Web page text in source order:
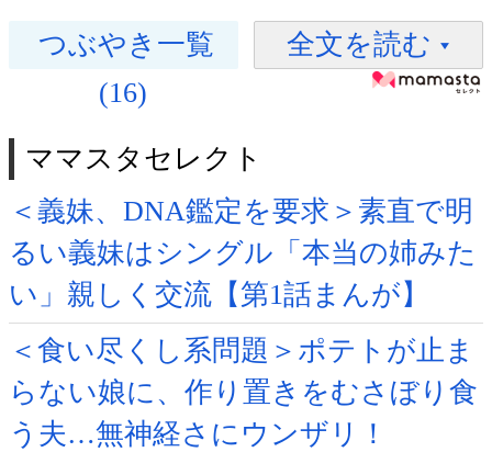
つぶやき一覧
(16)
全文を読む
ママスタセレクト
＜義妹、DNA鑑定を要求＞素直で明
るい義妹はシングル「本当の姉みた
い」親しく交流【第1話まんが】
＜食い尽くし系問題＞ポテトが止ま
らない娘に、作り置きをむさぼり食
う夫…無神経さにウンザリ！